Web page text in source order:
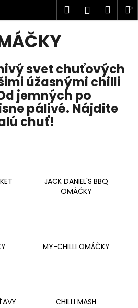
Hľadať
svet chuťových
úžasnými chilli
jemných po
pálivé. Nájdite
chuť!
JACK DANIEL'S BBQ
OMÁČKY
MY-CHILLI OMÁČKY
CHILLI MASH